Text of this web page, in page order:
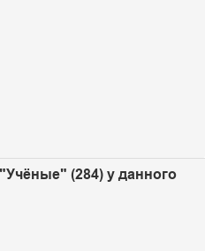
(284) у данного